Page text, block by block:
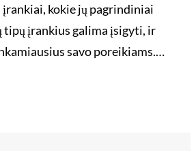
kokie jų pagrindiniai
tipų įrankius galima įsigyti, ir
savo poreikiams.…